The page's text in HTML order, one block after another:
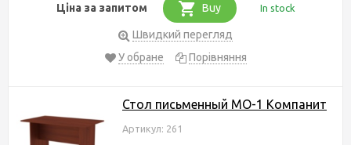
Ціна за запитом Buy In stock
Швидкий перегляд
У обране
Порівняння
Стол письменный МО-1 Компанит
Артикул: 261